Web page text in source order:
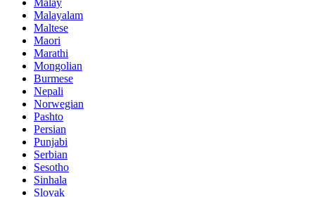
Malay
Malayalam
Maltese
Maori
Marathi
Mongolian
Burmese
Nepali
Norwegian
Pashto
Persian
Punjabi
Serbian
Sesotho
Sinhala
Slovak